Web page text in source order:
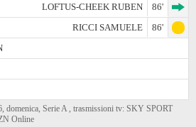
LOFTUS-CHEEK RUBEN
86'
RICCI SAMUELE
86'
domenica, Serie A , trasmissioni tv: SKY SPORT
Online